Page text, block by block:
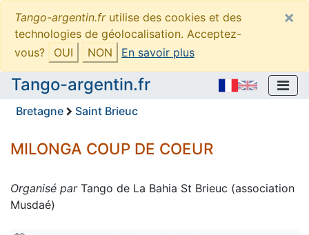
Tango-argentin.frutilise des cookies et des
technologies de géolocalisation. Acceptez-
vous?
OUI NON En savoir plus
×
Tango-argentin.fr
Bretagne Saint Brieuc
MILONGA COUP DE COEUR
Organisé parTango de La Bahia St Brieuc (association
Musdaé)